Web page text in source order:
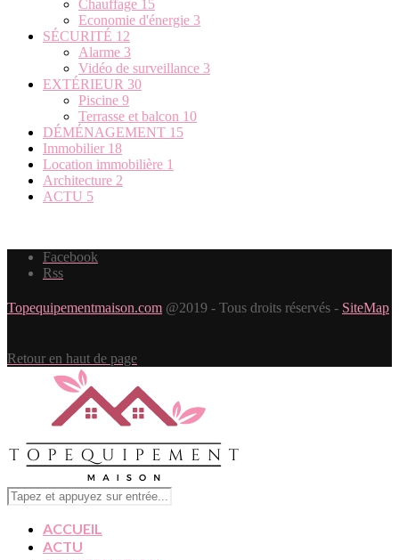
Chauffage 15
Economie d'énergie 3
SÉCURITÉ 12
Alarme 3
Vidéo de surveillance 3
EXTÉRIEUR 30
Piscine 9
Terrasse et balcon 10
DÉMÉNAGEMENT 15
Immobilier 18
Location immobilière 1
Architecture 2
ACTU 5
Facebook
Rss
Topequipementmaison.com @2019 - Tous droits réservés - SiteMap
Retour en haut de page
ACCUEIL
ACTU